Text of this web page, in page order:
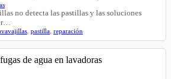
no detecta las pastillas y las soluciones
pastilla reparación